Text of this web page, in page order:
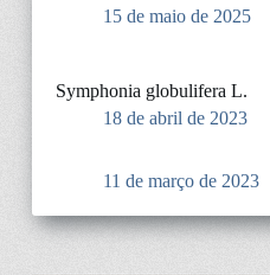
15 de maio de 2025
Symphonia globulifera L.
18 de abril de 2023
11 de março de 2023